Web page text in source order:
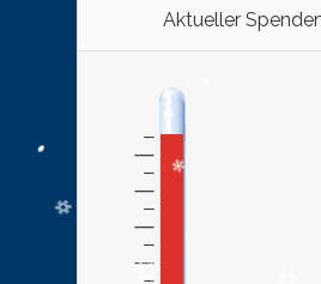
Aktueller